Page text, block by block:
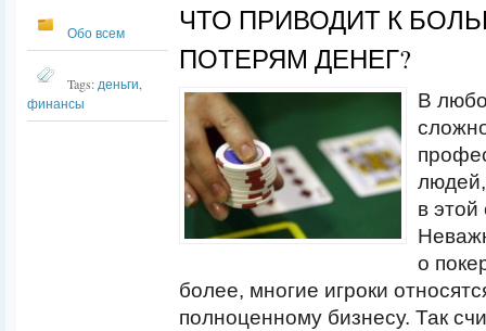
Обо всем
Tags: деньги
финансы
ЧТО ПРИВОДИТ К
ПОТЕРЯМ ДЕНЕГ?
В
в
о
более, многие игроки
полноценному бизнесу. Так